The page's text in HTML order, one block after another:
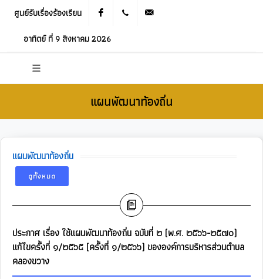
ศูนย์รับเรื่องร้องเรียน Facebook 021905536
อาทิตย์ ที่ 9 สิงหาคม 2026
แผนพัฒนาท้องถิ่น
แผนพัฒนาท้องถิ่น
ดูทั้งหมด
ประกาศ เรื่อง ใช้แผนพัฒนาท้องถิ่น ฉบับที่ ๒ (พ.ศ. ๒๕๖๖-๒๕๗๐)
แก้ไขครั้งที่ ๑/๒๕๖๕ (ครั้งที่ ๑/๒๕๖๖) ขององค์การบริหารส่วนตำบล
คลองขวาง